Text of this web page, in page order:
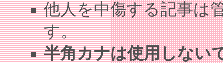
他人を中傷する記事は
す。
半角カナは使用しない